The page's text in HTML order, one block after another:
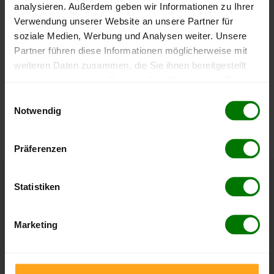
analysieren. Außerdem geben wir Informationen zu Ihrer
Verwendung unserer Website an unsere Partner für
soziale Medien, Werbung und Analysen weiter. Unsere
Partner führen diese Informationen möglicherweise mit
weiteren Daten zusammen, die Sie ihnen bereitgestellt
Notwendig
Präferenzen
Statistiken
Marketing
September
2025
Januar
2026
Mai
2026
0 €
Die aktuelle Preisentwicklung für Holzpellets in Österreich
können Sie jederzeit auf unserer
-Seite
Höchst- und Tiefststände der